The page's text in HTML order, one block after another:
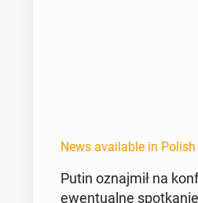
News available in Polish
Putin oz­na­jmił na
ewen­tu­alne